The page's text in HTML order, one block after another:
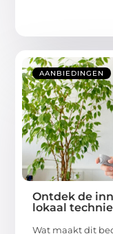
AANBIEDINGEN
Ontdek de
lokaal
Wat maakt dit